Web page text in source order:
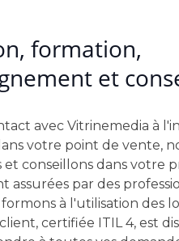
formation,
et
avec Vitrinemedia à
votre point de vente,
conseillons dans votre
assurées par des
à l'utilisation des
certifiée ITIL 4, est